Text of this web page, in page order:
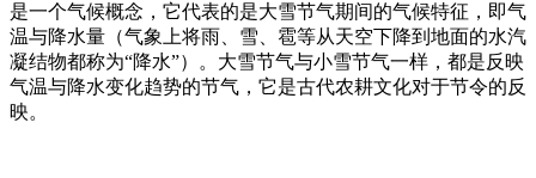
是一个气候概念，它代表的是大雪节气期间的气候特征，即气
温与降水量（气象上将雨、雪、雹等从天空下降到地面的水汽
凝结物都称为“降水”）。大雪节气与小雪节气一样，都是反映
气温与降水变化趋势的节气，它是古代农耕文化对于节令的反
映。